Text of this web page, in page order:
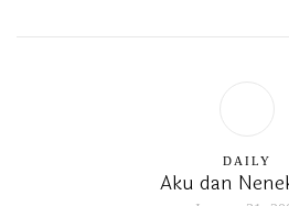
DAILY
Aku dan